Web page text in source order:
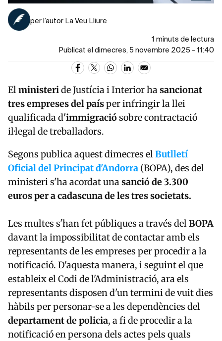
per l’autor La Veu Lliure
1 minuts de lectura
Publicat el dimecres, 5 novembre 2025 - 11:40
Elministeride Justícia i Interior hasancionat
tres empreses del paísper infringir la llei
qualificada d'immigraciósobre contractació
il·legal de treballadors.
Segons publica aquest dimecres elButlletí
Oficial del Principat d'Andorra (BOPA), des del
ministeri s'ha acordat unasanció de 3.300
euros per a cadascuna de les tres societats.
Les multes s'han fet públiques a través delBOPA
davant la impossibilitat de contactar amb els
representants de les empreses per procedir a la
notificació. D'aquesta manera, i seguint el que
estableix el Codi de l'Administració, ara els
representants disposen d'un termini de vuit dies
hàbils per personar-se a les dependències del
departament depolicia, a fi de procedir a la
notificació en persona dels actes pels quals